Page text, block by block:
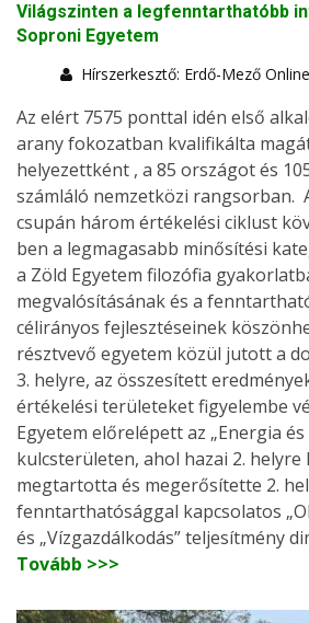
Világszinten a legfenntarthatóbb
Soproni Egyetem
Hírszerkesztő: Erdő-Mező Online
Az elért 7575 ponttal idén első
arany fokozatban kvalifikálta
helyezettként , a 85 országot és
számláló nemzetközi rangsorban.
csupán három értékelési ciklust
ben a legmagasabb minősítési
a Zöld Egyetem filozófia
megvalósításának és a
célirányos fejlesztéseinek
résztvevő egyetem közül jutott a
3. helyre, az összesített
értékelési területeket figyelembe
Egyetem előrelépett az „Energia
kulcsterületen, ahol hazai 2.
megtartotta és megerősítette 2.
fenntarthatósággal kapcsolatos
és „Vízgazdálkodás” teljesítmény
Tovább >>>